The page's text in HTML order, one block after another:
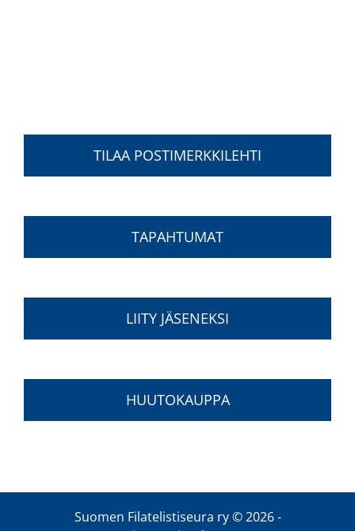
TILAA POSTIMERKKILEHTI
TAPAHTUMAT
LIITY JÄSENEKSI
HUUTOKAUPPA
Suomen Filatelistiseura ry ©2026 -